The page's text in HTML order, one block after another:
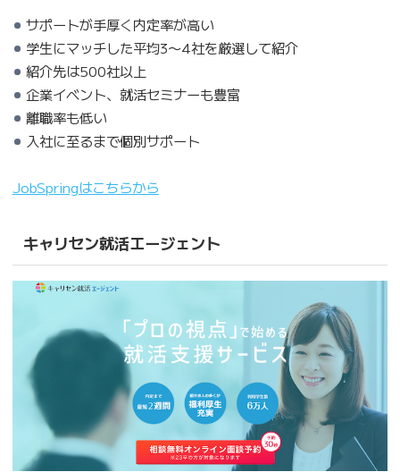
サポートが手厚く内定率が高い
学生にマッチした平均3〜4社を厳選して紹介
紹介先は500社以上
企業イベント、就活セミナーも豊富
離職率も低い
入社に至るまで個別サポート
JobSpringはこちらから
キャリセン就活エージェント